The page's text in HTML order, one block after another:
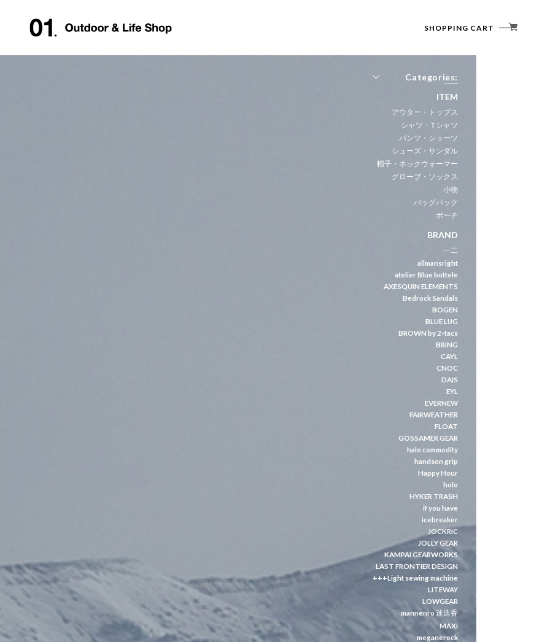
SHOPPING CART
Categories:
ITEM
アウター・トップス
シャツ・Tシャツ
パンツ・ショーツ
シューズ・サンダル
帽子・ネックウォーマー
グローブ・ソックス
小物
バッグパック
ポーチ
BRAND
一二
allmansright
atelier Blue bottele
AXESQUIN ELEMENTS
Bedrock Sandals
BOGEN
BLUE LUG
BROWN by 2-tacs
BRING
CAYL
CNOC
DAIS
EYL
EVERNEW
FAIRWEATHER
FLOAT
GOSSAMER GEAR
halo commodity
handson grip
Happy Hour
holo
HYKER TRASH
if you have
icebreaker
JOCKRIC
JOLLY GEAR
KAMPAI GEARWORKS
LAST FRONTIER DESIGN
+++Light sewing machine
LITEWAY
LOWGEAR
mannenro 迷迭香
MAXI
meganerock